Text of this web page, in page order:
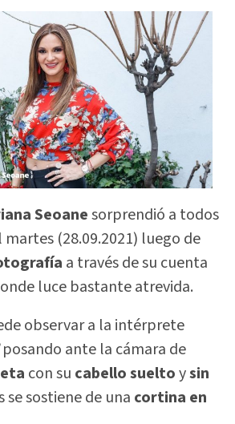
Seoanesorprendió a todos
martes (28.09.2021) luego de
a través de su cuenta
luce bastante atrevida.
observar a la intérprete
posando ante la cámara de
con su cabello sueltoysin
se sostiene de una cortina en